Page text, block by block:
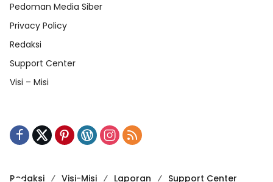
Pedoman Media Siber
Privacy Policy
Redaksi
Support Center
Visi – Misi
Redaksi Visi-Misi Laporan Support Center